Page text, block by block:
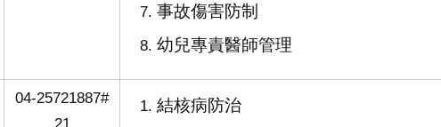
事故傷害防制
幼兒專責醫師管理
04-25721887#
21
結核病防治